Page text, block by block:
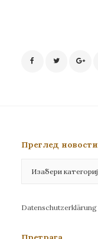
Преглед новости
новости
Datenschutzerklärung